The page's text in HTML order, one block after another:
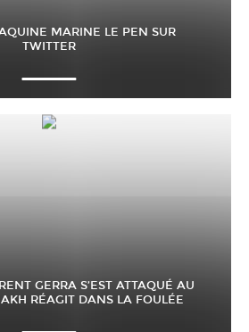
MARINE LE PEN SUR
TWITTER
GERRA S’EST ATTAQUÉ AU
RÉAGIT DANS LA FOULÉE